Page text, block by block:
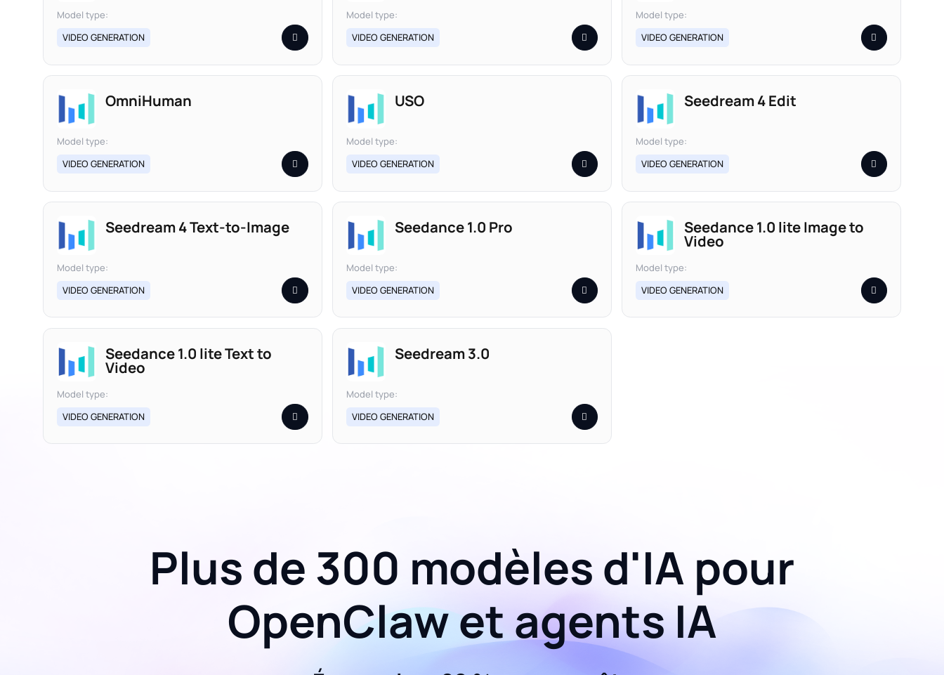
Model type:
VIDEO GENERATION
Model type:
VIDEO GENERATION
Model type:
VIDEO GENERATION
OmniHuman
Model type:
VIDEO GENERATION
USO
Model type:
VIDEO GENERATION
Seedream 4 Edit
Model type:
VIDEO GENERATION
Seedream 4 Text-to-Image
Model type:
VIDEO GENERATION
Seedance 1.0 Pro
Model type:
VIDEO GENERATION
Seedance 1.0 lite Image to
Video
Model type:
VIDEO GENERATION
Seedance 1.0 lite Text to
Video
Model type:
VIDEO GENERATION
Seedream 3.0
Model type:
VIDEO GENERATION
Plus de 300 modèles d'IA pour
OpenClaw et agents IA